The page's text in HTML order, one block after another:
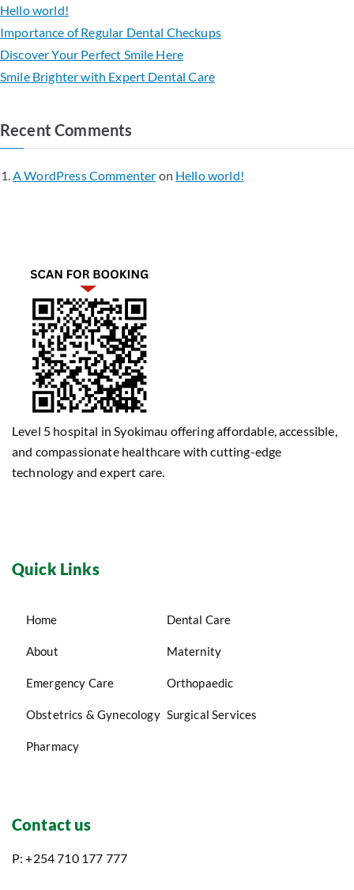
Hello world!
Importance of Regular Dental Checkups
Discover Your Perfect Smile Here
Smile Brighter with Expert Dental Care
Recent Comments
A WordPress Commenter on Hello world!
Level 5 hospital in Syokimau offering affordable, accessible,
and compassionate healthcare with cutting-edge
technology and expert care.
Quick Links
Home
About
Emergency Care
Obstetrics & Gynecology
Pharmacy
Dental Care
Maternity
Orthopaedic
Surgical Services
Contact us
P: +254 710 177 777